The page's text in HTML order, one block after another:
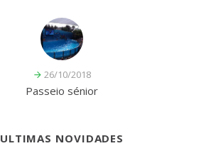
26/10/2018
Passeio sénior
ULTIMAS NOVIDADES